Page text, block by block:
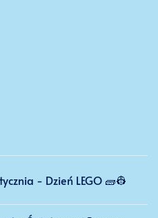
- Dzień LEGO 🧱👷